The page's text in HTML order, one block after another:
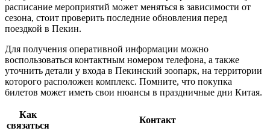
расписание мероприятий может меняться в зависимости от
сезона, стоит проверить последние обновления перед
поездкой в Пекин.
Для получения оперативной информации можно
воспользоваться контактным номером телефона, а также
уточнить детали у входа в Пекинский зоопарк, на территории
которого расположен комплекс. Помните, что покупка
билетов может иметь свои нюансы в праздничные дни Китая.
Как
связаться
Контакт